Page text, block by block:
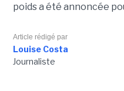
poids a été annoncée
Article rédigé par
Louise Costa
Journaliste